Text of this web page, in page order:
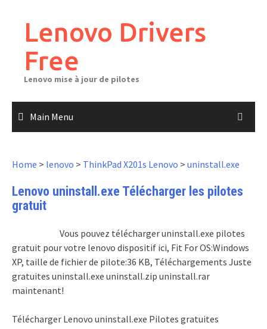
contentLenovo Drivers
Free
Lenovo mise à jour de pilotes
Main Menu
Home > lenovo > ThinkPad X201s Lenovo > uninstall.exe
Lenovo uninstall.exe Télécharger les pilotes
gratuit
Vous pouvez télécharger uninstall.exe pilotes
gratuit pour votre lenovo dispositif ici, Fit For OS:Windows
XP, taille de fichier de pilote:36 KB, Téléchargements Juste
gratuites uninstall.exe uninstall.zip uninstall.rar
maintenant!
Télécharger Lenovo uninstall.exe Pilotes gratuites